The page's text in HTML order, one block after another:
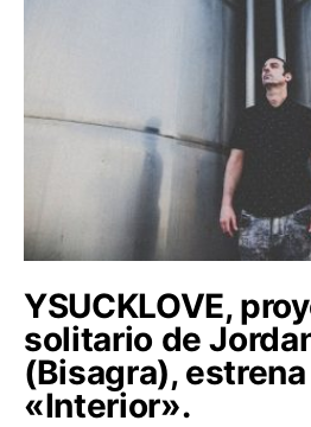
YSUCKLOVE,
solitario de
(Bisagra),
«Interior».